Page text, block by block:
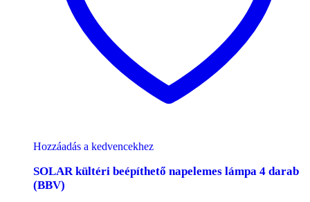
Hozzáadás a kedvencekhez
SOLAR kültéri beépíthető napelemes lámpa 4 darab
(BBV)